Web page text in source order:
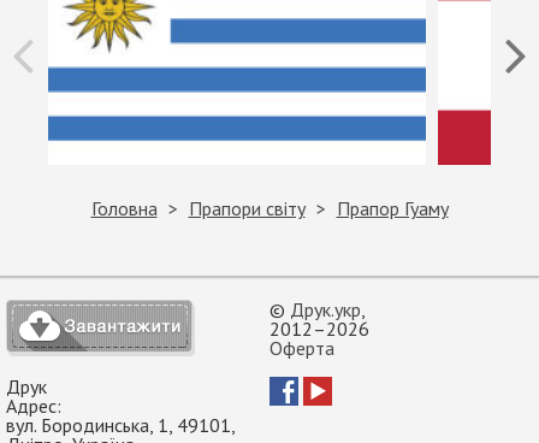
Головна Прапори світу Прапор Гуаму
© Друк.укр
2012–2026
Оферта
Друк
Адрес:
вул. Бородинська, 1 49101